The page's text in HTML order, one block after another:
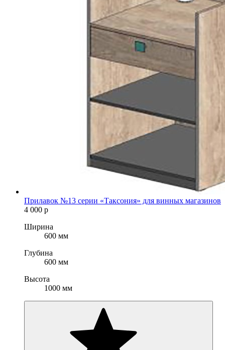
Прилавок №13 серии «Таксония» для винных магазинов
4 000 р
Ширина
600 мм
Глубина
600 мм
Высота
1000 мм